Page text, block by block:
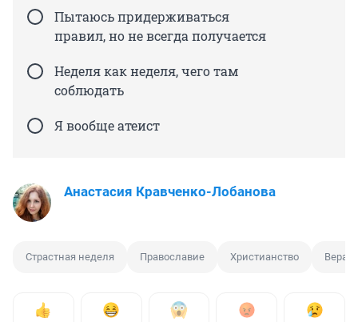
Пытаюсь придерживаться
правил, но не всегда получается
Неделя как неделя, чего там
соблюдать
Я вообще атеист
Анастасия Кравченко-Лобанова
Страстная неделя Православие Христианство Вера